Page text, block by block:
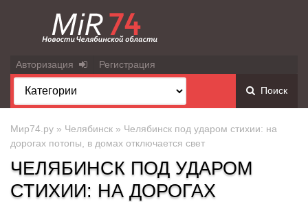
Авторизация Регистрация
Поиск
Мир74.ру » Челябинск » Челябинск под ударом стихии: на
дорогах потопы, в домах отключается свет
ЧЕЛЯБИНСК ПОД УДАРОМ
СТИХИИ: НА ДОРОГАХ